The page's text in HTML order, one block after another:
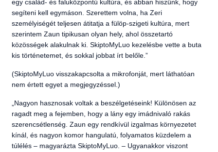
egy család- és faluközpontú kultúra, és abban hiszünk, hogy
segíteni kell egymáson. Szerettem volna, ha Zeri
személyiségét teljesen átitatja a fülöp-szigeti kultúra, mert
szerintem Zaun tipikusan olyan hely, ahol összetartó
közösségek alakulnak ki. SkiptoMyLuo kezelésbe vette a buta
kis történetemet, és sokkal jobbat írt belőle.”
(SkiptoMyLuo visszakapcsolta a mikrofonját, mert láthatóan
nem értett egyet a megjegyzéssel.)
„Nagyon hasznosak voltak a beszélgetéseink! Különösen az
ragadt meg a fejemben, hogy a lány egy imádnivaló rakás
szerencsétlenség. Zaun egy rendkívül izgalmas környezetet
kínál, és nagyon komor hangulatú, folyamatos küzdelem a
túlélés – magyarázta SkiptoMyLuo. – Ugyanakkor viszont